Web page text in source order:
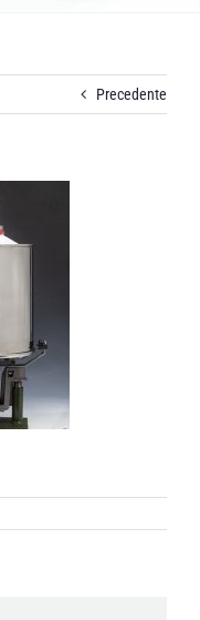
Precedente